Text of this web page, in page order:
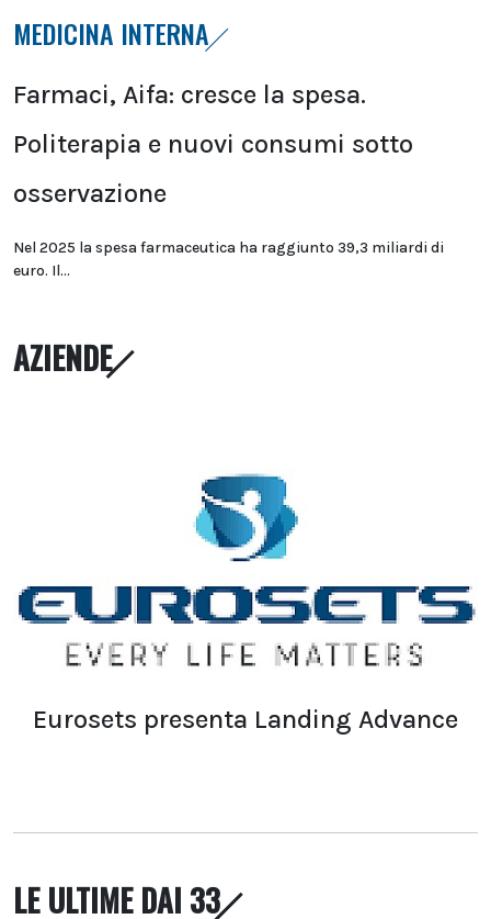
MEDICINA INTERNA
Farmaci, Aifa: cresce la spesa.
Politerapia e nuovi consumi sotto
osservazione
Nel 2025 la spesa farmaceutica ha raggiunto 39,3 miliardi di
euro. Il...
AZIENDE
Eurosets presenta Landing Advance
LE ULTIME DAI 33